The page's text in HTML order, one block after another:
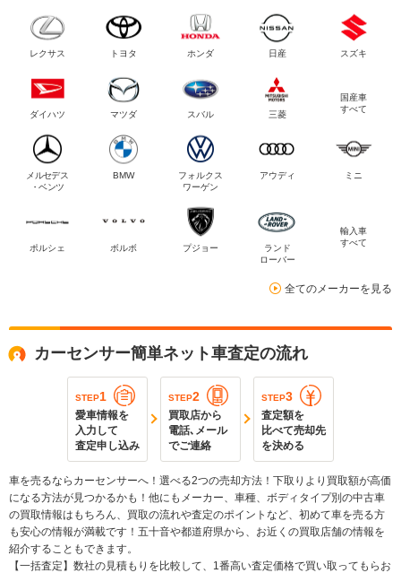
レクサス トヨタ ホンダ 日産 スズキ
ダイハツ マツダ スバル 三菱
国産車
すべて
メルセデス
・ベンツ
BMW
フォルクス
ワーゲン
アウディ ミニ
ポルシェ ボルボ プジョー
ランド
ローバー
輸入車
すべて
全てのメーカーを見る
カーセンサー簡単ネット車査定の流れ
STEP1
愛車情報を
入力して
査定申し込み
STEP2
買取店から
電話､メール
でご連絡
STEP3
査定額を
比べて売却先
を決める
車を売るならカーセンサーへ！選べる2つの売却方法！下取りより買取額が高価
になる方法が見つかるかも！他にもメーカー、車種、ボディタイプ別の中古車
の買取情報はもちろん、買取の流れや査定のポイントなど、初めて車を売る方
も安心の情報が満載です！五十音や都道府県から、お近くの買取店舗の情報を
紹介することもできます。
【一括査定】数社の見積もりを比較して、1番高い査定価格で買い取ってもらお